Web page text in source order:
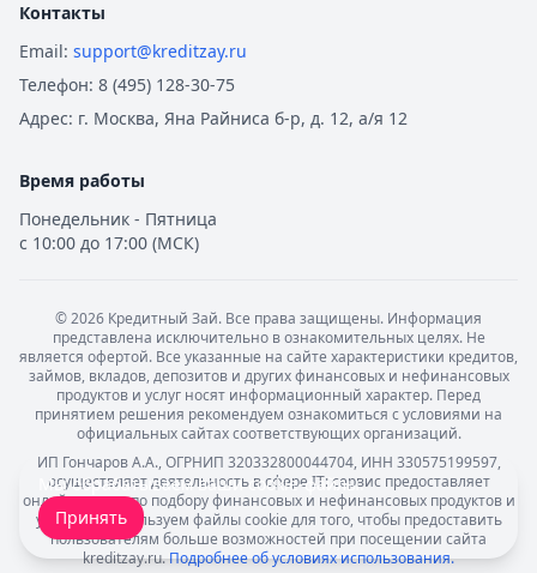
Контакты
Email: support@kreditzay.ru
Телефон: 8 (495) 128-30-75
Адрес: г. Москва, Яна Райниса б-р, д. 12, а/я 12
Время работы
Понедельник - Пятница
с 10:00 до 17:00 (МСК)
©2026 Кредитный Зай. Все права защищены. Информация
представлена исключительно в ознакомительных целях. Не
является офертой. Все указанные на сайте характеристики кредитов,
займов, вкладов, депозитов и других финансовых и нефинансовых
продуктов и услуг носят информационный характер. Перед
принятием решения рекомендуем ознакомиться с условиями на
официальных сайтах соответствующих организаций.
ИП Гончаров А.А., ОГРНИП 320332800044704, ИНН 330575199597,
осуществляет деятельность в сфере IT: сервис предоставляет
онлайн-услуги по подбору финансовых и нефинансовых продуктов и
услуг. Мы используем файлы cookie для того, чтобы предоставить
пользователям больше возможностей при посещении сайта
kreditzay.ru.Подробнее об условиях использования.
Мы обрабатываем ваши cookie-файлы.
Принять